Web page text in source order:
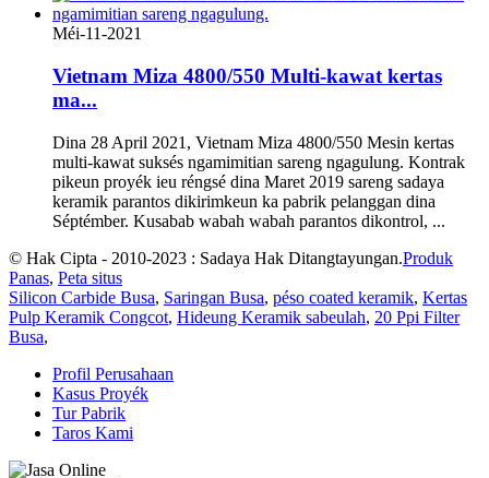
Méi-11-2021
Vietnam Miza 4800/550 Multi-kawat kertas
ma...
Dina 28 April 2021, Vietnam Miza 4800/550 Mesin kertas
multi-kawat suksés ngamimitian sareng ngagulung. Kontrak
pikeun proyék ieu réngsé dina Maret 2019 sareng sadaya
keramik parantos dikirimkeun ka pabrik pelanggan dina
Séptémber. Kusabab wabah wabah parantos dikontrol, ...
© Hak Cipta - 2010-2023 : Sadaya Hak Ditangtayungan.Produk
Panas, Peta situs
Silicon Carbide Busa, Saringan Busa, péso coated keramik, Kertas
Pulp Keramik Congcot, Hideung Keramik sabeulah, 20 Ppi Filter
Busa,
Profil Perusahaan
Kasus Proyék
Tur Pabrik
Taros Kami